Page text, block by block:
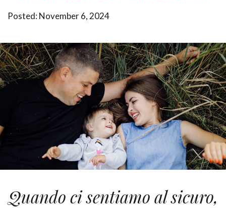
Posted: November 6, 2024
Quando ci sentiamo al sicuro,